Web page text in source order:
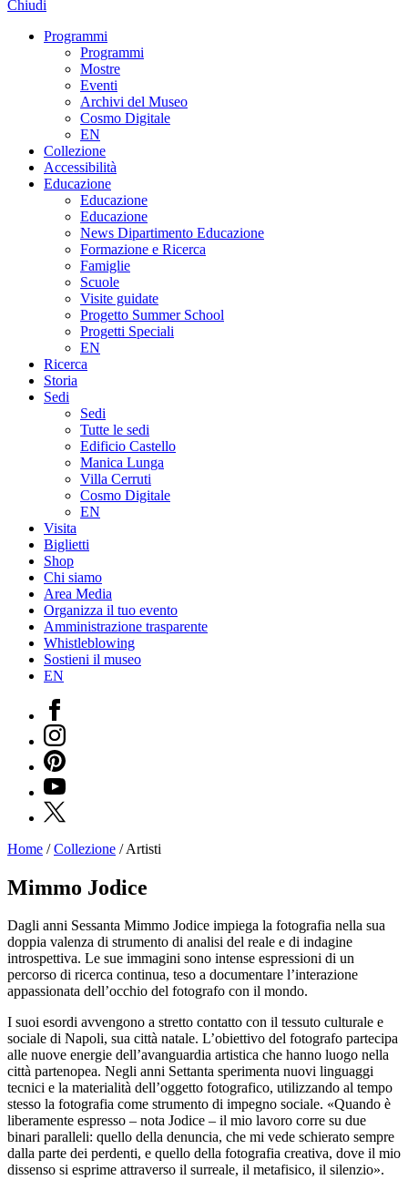
Chiudi
Programmi
Programmi
Mostre
Eventi
Archivi del Museo
Cosmo Digitale
EN
Collezione
Accessibilità
Educazione
Educazione
Educazione
News Dipartimento Educazione
Formazione e Ricerca
Famiglie
Scuole
Visite guidate
Progetto Summer School
Progetti Speciali
EN
Ricerca
Storia
Sedi
Sedi
Tutte le sedi
Edificio Castello
Manica Lunga
Villa Cerruti
Cosmo Digitale
EN
Visita
Biglietti
Shop
Chi siamo
Area Media
Organizza il tuo evento
Amministrazione trasparente
Whistleblowing
Sostieni il museo
EN
Facebook
Instagram
Pinterest
YouTube
X
Mostre
Eventi
del
Museo
Cosmo
Digitale
EN
Accessibilità
Educazione
Educazione
News
Dipartimento
Educazione
Formazione
e
Ricerca
Famiglie
Home /Collezione /Artisti
Mimmo Jodice
Dagli anni Sessanta Mimmo Jodice impiega la fotografia nella sua
doppia valenza di strumento di analisi del reale e di indagine
introspettiva. Le sue immagini sono intense espressioni di un
percorso di ricerca continua, teso a documentare l’interazione
appassionata dell’occhio del fotografo con il mondo.
I suoi esordi avvengono a stretto contatto con il tessuto culturale e
sociale di Napoli, sua città natale. L’obiettivo del fotografo partecipa
alle nuove energie dell’avanguardia artistica che hanno luogo nella
città partenopea. Negli anni Settanta sperimenta nuovi linguaggi
tecnici e la materialità dell’oggetto fotografico, utilizzando al tempo
stesso la fotografia come strumento di impegno sociale. «Quando è
liberamente espresso – nota Jodice – il mio lavoro corre su due
binari paralleli: quello della denuncia, che mi vede schierato sempre
dalla parte dei perdenti, e quello della fotografia creativa, dove il mio
dissenso si esprime attraverso il surreale, il metafisico, il silenzio».